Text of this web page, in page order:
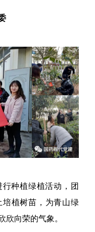
种植绿植活动，团
培植树苗，为青山绿
欣向荣的气象。